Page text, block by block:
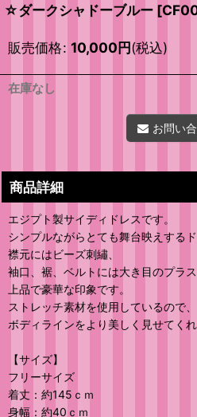
☆ダークシャドーブルー [
販売価格: 10,000円(税込)
在庫なし
お問い
商品詳細
エジプト製サイディドレスです。
シンプルながらとても舞台映えするド
襟元にはビーズ刺繡、
袖口、裾、ベルトには大き目のプラ
上品で豪華な印象です。
ストレッチ素材を使用しているので、
ボディラインをより美しく見せてくれ
【サイズ】
フリーサイズ
着丈：約145ｃｍ
身幅：約40ｃｍ